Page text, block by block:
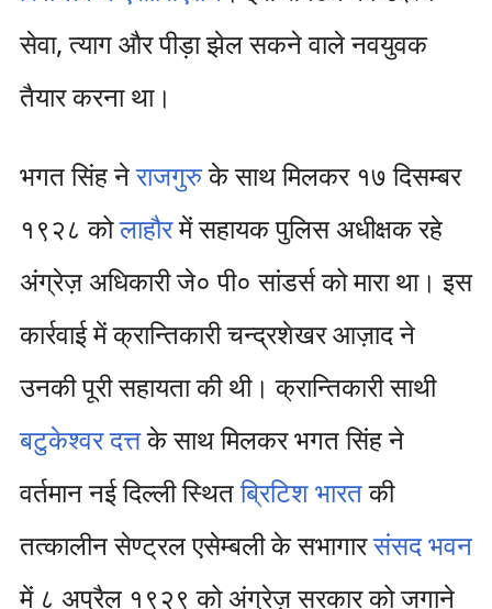
सेवा, त्याग और पीड़ा झेल सकने वाले नवयुवक
तैयार करना था।
भगत सिंह नेराजगुरुके साथ मिलकर १७ दिसम्बर
१९२८ कोलाहौरमें सहायक पुलिस अधीक्षक रहे
अंग्रेज़ अधिकारी जे० पी० सांडर्स को मारा था। इस
कार्रवाई में क्रान्तिकारी चन्द्रशेखर आज़ाद ने
उनकी पूरी सहायता की थी। क्रान्तिकारी साथी
बटुकेश्वर दत्तके साथ मिलकर भगत सिंह ने
वर्तमान नई दिल्ली स्थितब्रिटिश भारतकी
तत्कालीन सेण्ट्रल एसेम्बली के सभागारसंसद भवन
में ८ अप्रैल १९२९ को अंग्रेज़ सरकार को जगाने